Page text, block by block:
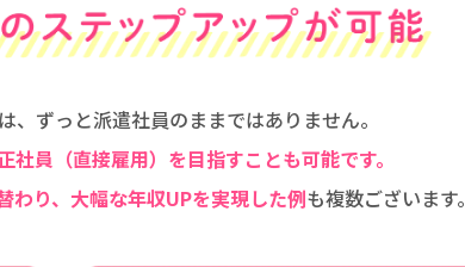
ずっと派遣社員のままではありません。
社員（直接雇用）を目指すことも可能です。
わり、大幅な年収UPを実現した例も複数ございます。